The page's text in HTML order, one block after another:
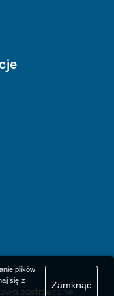
zastrzeżone.
plików
się z
Zamknąć